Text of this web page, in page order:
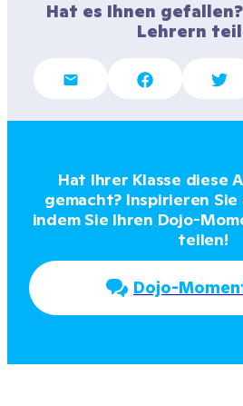
Hat es Ihnen
Lehrern
Hat Ihrer Klasse diese
gemacht? Inspirieren
indem Sie Ihren Dojo-
teilen!
Dojo-